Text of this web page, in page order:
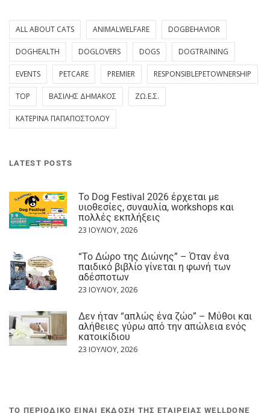
ALL ABOUT CATS ANIMALWELFARE DOGBEHAVIOR
DOGHEALTH DOGLOVERS DOGS DOGTRAINING
EVENTS PETCARE PREMIER RESPONSIBLEPETOWNERSHIP
TOP ΒΑΣΊΛΗΣ ΔΗΜΆΚΟΣ ΖΩ.Ε.Σ.
ΚΑΤΕΡΊΝΑ ΠΑΠΑΠΟΣΤΌΛΟΥ
LATEST POSTS
Το Dog Festival 2026 έρχεται με
υιοθεσίες, συναυλία, workshops και
πολλές εκπλήξεις
23 ΙΟΥΛΊΟΥ, 2026
“Το Δώρο της Διώνης” – Όταν ένα
παιδικό βιβλίο γίνεται η φωνή των
αδέσποτων
23 ΙΟΥΛΊΟΥ, 2026
Δεν ήταν “απλώς ένα ζώο” – Μύθοι και
αλήθειες γύρω από την απώλεια ενός
κατοικίδιου
23 ΙΟΥΛΊΟΥ, 2026
ΤΟ ΠΕΡΙΟΔΙΚΟ ΕΙΝΑΙ ΕΚΔΟΣΗ ΤΗΣ ΕΤΑΙΡΕΙΑΣ WELLDONE